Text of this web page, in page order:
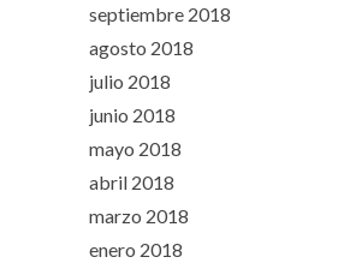
septiembre 2018
agosto 2018
julio 2018
junio 2018
mayo 2018
abril 2018
marzo 2018
enero 2018